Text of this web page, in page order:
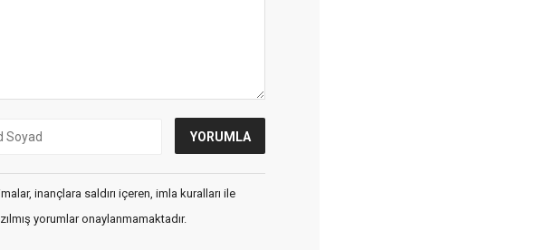
inançlara saldırı içeren, imla kuralları ile
yorumlar onaylanmamaktadır.